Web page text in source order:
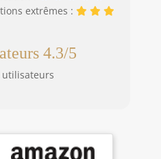
extrêmes :
4.3/5
utilisateurs